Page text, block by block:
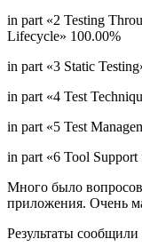
in part «2 Testing
Lifecycle» 100.00%
in part «3 Static
in part «4 Test
in part «5 Test
in part «6 Tool
Много было
приложения. Очень
Результаты сообщили